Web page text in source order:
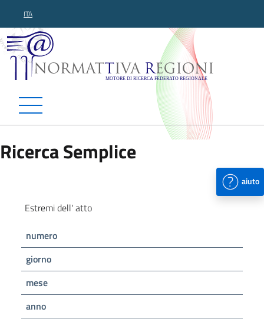
ITA
Normattiva Regioni -
Ricerca Semplice
aiuto
Estremi dell' atto
numero
giorno
mese
anno